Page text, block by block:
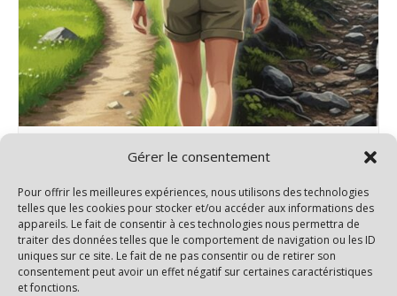
Gérer le consentement
Pour offrir les meilleures expériences, nous utilisons des technologies
telles que les cookies pour stocker et/ou accéder aux informations des
appareils. Le fait de consentir à ces technologies nous permettra de
traiter des données telles que le comportement de navigation ou les ID
uniques sur ce site. Le fait de ne pas consentir ou de retirer son
consentement peut avoir un effet négatif sur certaines caractéristiques
et fonctions.
Rando 2 niveaux – Salignac/Charente
15 septembre@14h00 18h00
Rando Santé Rando à la journée – Lorignac